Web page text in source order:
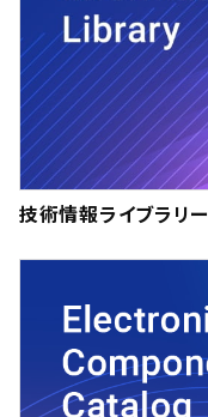
技術情報ライブラリー